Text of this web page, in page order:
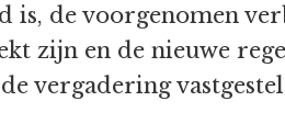
is, de voorgenomen
zijn en de nieuwe
vergadering